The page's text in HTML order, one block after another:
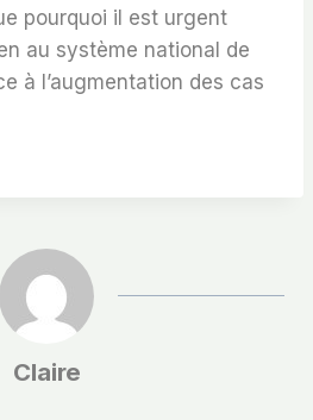
pourquoi il est urgent
au système national de
à l’augmentation des cas
Claire